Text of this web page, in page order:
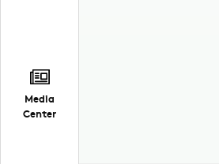
Media
Center